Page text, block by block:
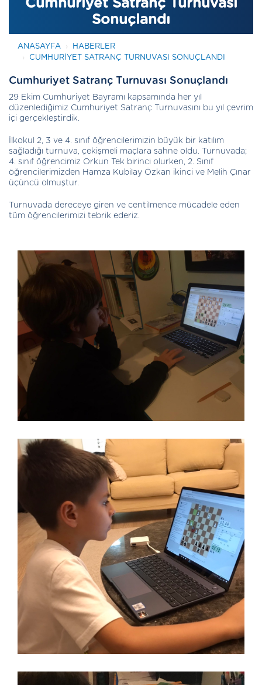
Cumhuriyet Satranç Turnuvası
Sonuçlandı
ANASAYFA
HABERLER
CUMHURIYET SATRANÇ TURNUVASI SONUÇLANDI
Cumhuriyet Satranç Turnuvası Sonuçlandı
29 Ekim Cumhuriyet Bayramı kapsamında her yıl
düzenlediğimiz Cumhuriyet Satranç Turnuvasını bu yıl çevrim
içi gerçekleştirdik.
İlkokul 2, 3 ve 4. sınıf öğrencilerimizin büyük bir katılım
sağladığı turnuva, çekişmeli maçlara sahne oldu. Turnuvada;
4. sınıf öğrencimiz Orkun Tek birinci olurken, 2. Sınıf
öğrencilerimizden Hamza Kubilay Özkan ikinci ve Melih Çınar
üçüncü olmuştur.
Turnuvada dereceye giren ve centilmence mücadele eden
tüm öğrencilerimizi tebrik ederiz.